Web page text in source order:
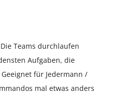
Teams durchlaufen
Aufgaben, die
für Jedermann /
mal etwas anders